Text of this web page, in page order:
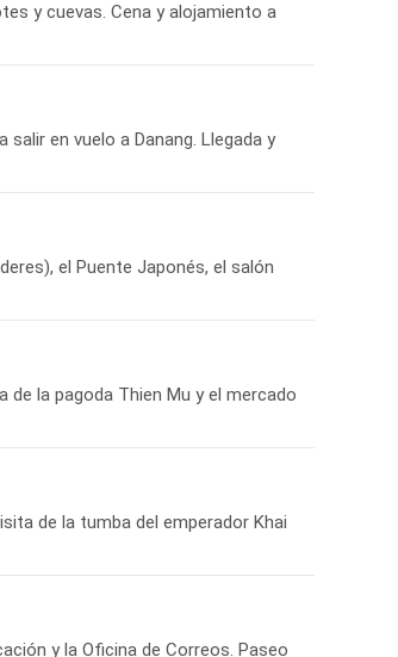
y cuevas. Cena y alojamiento a
en vuelo a Danang. Llegada y
el Puente Japonés, el salón
de la pagoda Thien Mu y el mercado
de la tumba del emperador Khai
y la Oficina de Correos. Paseo